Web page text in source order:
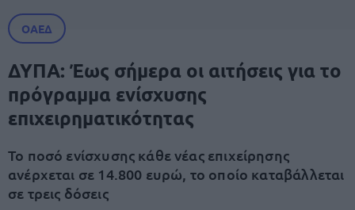
ΟΑΕΔ
ΔΥΠΑ: Έως σήμερα οι αιτήσεις για το
πρόγραμμα ενίσχυσης
επιχειρηματικότητας
Το ποσό ενίσχυσης κάθε νέας επιχείρησης
ανέρχεται σε 14.800 ευρώ, το οποίο καταβάλλεται
σε τρεις δόσεις